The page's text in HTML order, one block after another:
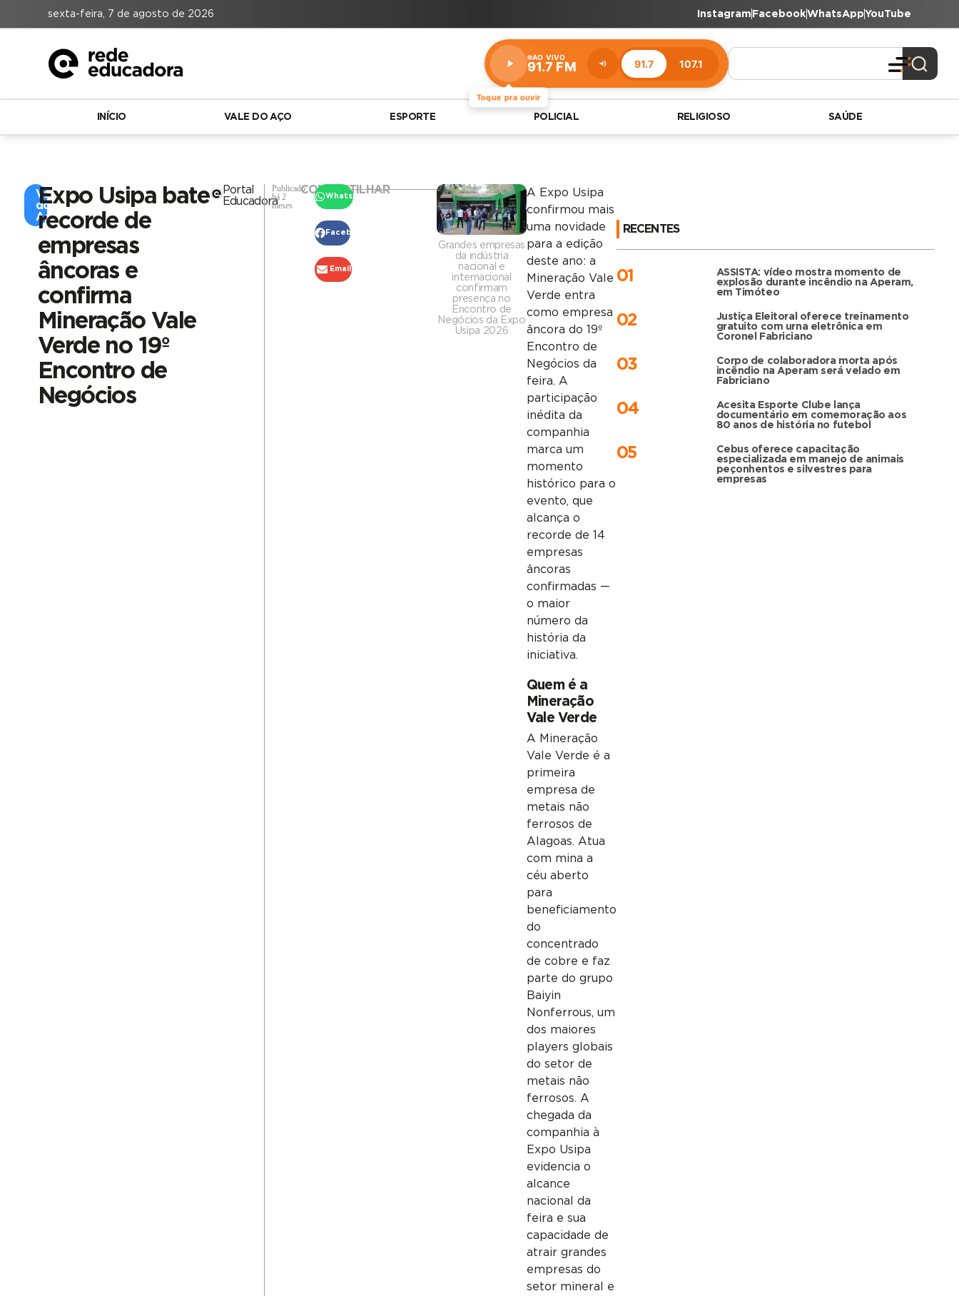
sexta-feira, 7 de agosto de 2026 Instagram FacebookWhatsAppYouTube
Toque pra ouvir
AO VIVO
91.7 FM 91.7 107.1
Estação:
91.7
FM
INÍCIO VALE DO AÇO ESPORTE POLICIAL RELIGIOSO SAÚDE
Vale
do
Aço
Expo Usipa bate
recorde de
empresas
âncoras e
confirma
Mineração Vale
Verde no 19º
Encontro de
Negócios
Portal
Educadora
Publicado
há 2
meses
COMPARTILHAR
WhatsApp
Facebook
Email
Grandes empresas
da indústria
nacional e
internacional
confirmam
presença no
Encontro de
Negócios da Expo
Usipa 2026
A Expo Usipa
confirmou mais
uma novidade
para a edição
deste ano: a
Mineração Vale
Verde entra
como empresa
âncora do 19º
Encontro de
Negócios da
feira. A
participação
inédita da
companhia
marca um
momento
histórico para o
evento, que
alcança o
recorde de 14
empresas
âncoras
confirmadas —
o maior
número da
história da
iniciativa.
Quem é a
Mineração
Vale Verde
A Mineração
Vale Verde é a
primeira
empresa de
metais não
ferrosos de
Alagoas. Atua
com mina a
céu aberto
para
beneficiamento
do
concentrado
de cobre e faz
parte do grupo
Baiyin
Nonferrous, um
dos maiores
players globais
do setor de
metais não
ferrosos. A
chegada da
companhia à
Expo Usipa
evidencia o
alcance
nacional da
feira e sua
capacidade de
atrair grandes
empresas do
setor mineral e
RECENTES
01
ASSISTA: vídeo mostra momento de
explosão durante incêndio na Aperam,
em Timóteo
02
Justiça Eleitoral oferece treinamento
gratuito com urna eletrônica em
Coronel Fabriciano
03
Corpo de colaboradora morta após
incêndio na Aperam será velado em
Fabriciano
04
Acesita Esporte Clube lança
documentário em comemoração aos
80 anos de história no futebol
05
Cebus oferece capacitação
especializada em manejo de animais
peçonhentos e silvestres para
empresas